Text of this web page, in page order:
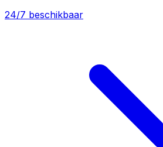
24/7 beschikbaar